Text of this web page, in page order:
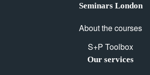
Seminars London
About the courses
S+P Toolbox
Our services